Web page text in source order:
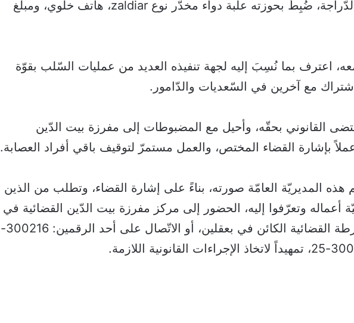
بتفتيشه والدّراجة، ضُبِطَ بحوزته علبة دواء مخدّر نوع zaldiar، هاتف خلوي، ومبلغ
اعترف بما نُسِبَ إليه لجهة تنفيذه العديد من عمليات السّلب بقوّة
مع آخرين في السّعديات والدّامور.
القانوني بحقّه، وأحيل مع المضبوطات إلى مفرزة بيت الدّين
عملاً بإشارة القضاء المختص، والعمل مستمرّ لتوقيف باقي أفراد العصابة.
هذه المديريّة العامّة صورته، بناءً على إشارة القضاء، وتطلب من الذين
أعماله وتعرّفوا إليه، الحضور إلى مركز مفرزة بيت الدّين القضائية في
وحدة الشّرطة القضائية الكائن في بعقلين، أو الاتّصال على أحد الرقمين: 300216-